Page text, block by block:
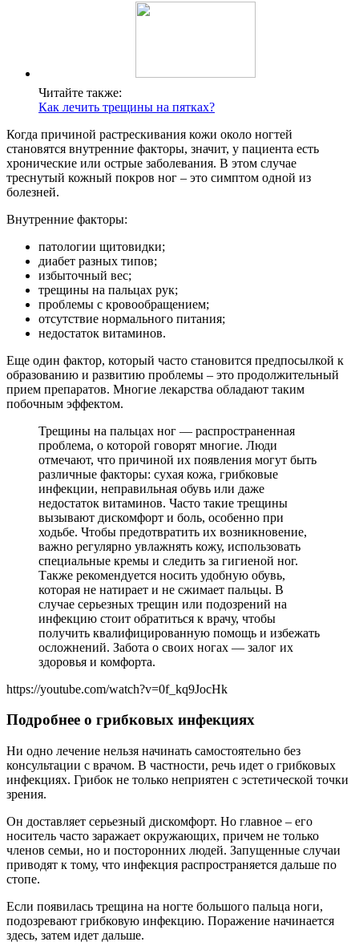
Читайте также:
Как лечить трещины на пятках?
Когда причиной растрескивания кожи около ногтей
становятся внутренние факторы, значит, у пациента есть
хронические или острые заболевания. В этом случае
треснутый кожный покров ног – это симптом одной из
болезней.
Внутренние факторы:
патологии щитовидки;
диабет разных типов;
избыточный вес;
трещины на пальцах рук;
проблемы с кровообращением;
отсутствие нормального питания;
недостаток витаминов.
Еще один фактор, который часто становится предпосылкой к
образованию и развитию проблемы – это продолжительный
прием препаратов. Многие лекарства обладают таким
побочным эффектом.
Трещины на пальцах ног — распространенная
проблема, о которой говорят многие. Люди
отмечают, что причиной их появления могут быть
различные факторы: сухая кожа, грибковые
инфекции, неправильная обувь или даже
недостаток витаминов. Часто такие трещины
вызывают дискомфорт и боль, особенно при
ходьбе. Чтобы предотвратить их возникновение,
важно регулярно увлажнять кожу, использовать
специальные кремы и следить за гигиеной ног.
Также рекомендуется носить удобную обувь,
которая не натирает и не сжимает пальцы. В
случае серьезных трещин или подозрений на
инфекцию стоит обратиться к врачу, чтобы
получить квалифицированную помощь и избежать
осложнений. Забота о своих ногах — залог их
здоровья и комфорта.
https://youtube.com/watch?v=0f_kq9JocHk
Подробнее о грибковых инфекциях
Ни одно лечение нельзя начинать самостоятельно без
консультации с врачом. В частности, речь идет о грибковых
инфекциях. Грибок не только неприятен с эстетической точки
зрения.
Он доставляет серьезный дискомфорт. Но главное – его
носитель часто заражает окружающих, причем не только
членов семьи, но и посторонних людей. Запущенные случаи
приводят к тому, что инфекция распространяется дальше по
стопе.
Если появилась трещина на ногте большого пальца ноги,
подозревают грибковую инфекцию. Поражение начинается
здесь, затем идет дальше.